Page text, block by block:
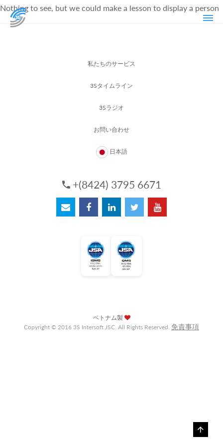
Nothing to see, but we could make a lesson to display a person
私たちのサービス
3Sタイムライン
3Sラジオ
お問い合わせ
日本語
+(8424) 3795 6671
ベトナム製
Copyright © 2016 3S Intersoft JSC. All Rights Reserved. 免責事項